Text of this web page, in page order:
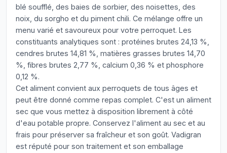
blé soufflé, des baies de sorbier, des noisettes, des
noix, du sorgho et du piment chili. Ce mélange offre un
menu varié et savoureux pour votre perroquet. Les
constituants analytiques sont : protéines brutes 24,13 %,
cendres brutes 14,81 %, matières grasses brutes 14,70
%, fibres brutes 2,77 %, calcium 0,36 % et phosphore
0,12 %.
Cet aliment convient aux perroquets de tous âges et
peut être donné comme repas complet. C'est un aliment
sec que vous mettez à disposition librement à côté
d'eau potable propre. Conservez l'aliment au sec et au
frais pour préserver sa fraîcheur et son goût. Vadigran
est réputé pour son traitement et son emballage